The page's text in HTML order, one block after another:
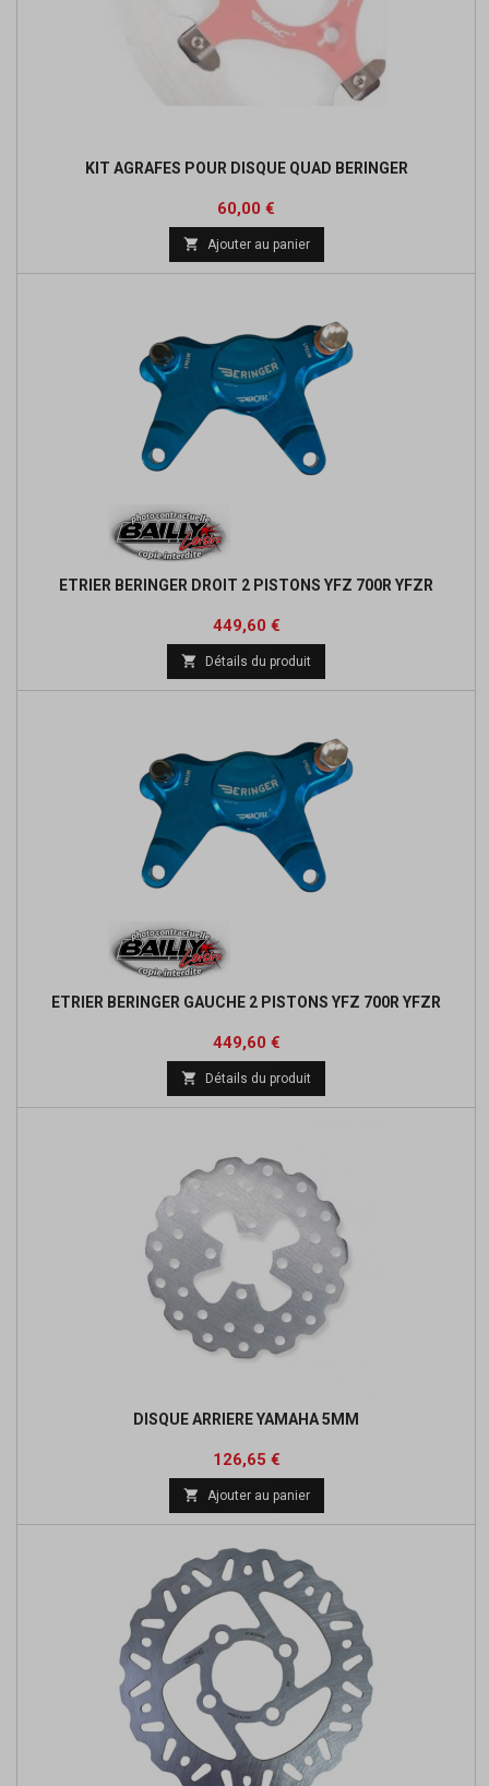
KIT AGRAFES POUR DISQUE QUAD BERINGER
Prix
60,00 €
 Ajouter au panier
ETRIER BERINGER DROIT 2 PISTONS YFZ 700R YFZR
Prix
449,60 €Prix
de
base
 Détails du produit
ETRIER BERINGER GAUCHE 2 PISTONS YFZ 700R YFZR
Prix
449,60 €Prix
de
base
 Détails du produit
DISQUE ARRIERE YAMAHA 5MM
Prix
126,65 €Prix
de
base
 Ajouter au panier